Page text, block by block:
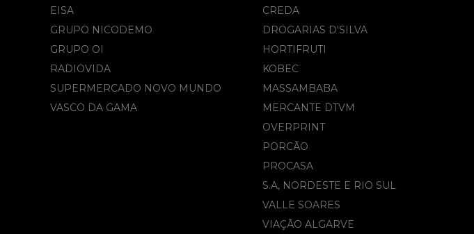
EISA
GRUPO NICODEMO
GRUPO OI
RADIOVIDA
SUPERMERCADO NOVO MUNDO
VASCO DA GAMA
CREDA
DROGARIAS D'SILVA
HORTIFRUTI
KOBEC
MASSAMBABA
MERCANTE DTVM
OVERPRINT
PORCÃO
PROCASA
S.A, NORDESTE E RIO SUL
VALLE SOARES
VIAÇÃO ALGARVE